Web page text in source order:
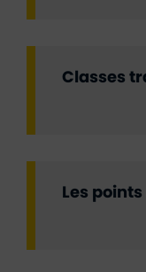
Classes
Les